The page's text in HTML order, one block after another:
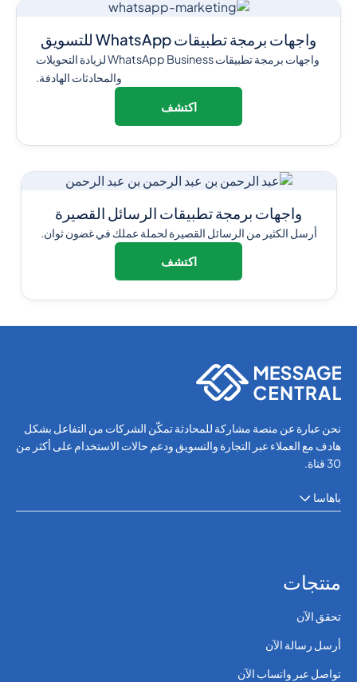
واجهات برمجة تطبيقات WhatsApp للتسويق
واجهات برمجة تطبيقات WhatsApp Business لزيادة التحويلات
والمحادثات الهادفة.
اكتشف
واجهات برمجة تطبيقات الرسائل القصيرة
أرسل الكثير من الرسائل القصيرة لحملة عملك في غضون ثوان.
اكتشف
نحن عبارة عن منصة مشاركة للمحادثة تمكّن الشركات من التفاعل بشكل
هادف مع العملاء عبر التجارة والتسويق ودعم حالات الاستخدام على أكثر من
30 قناة.
باهاسا
منتجات
تحقق الآن
أرسل رسالة الآن
تواصل عبر واتساب الآن